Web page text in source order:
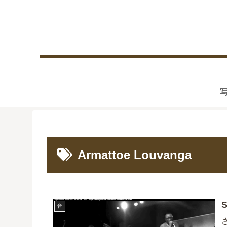
Armattoe Louvanga
音